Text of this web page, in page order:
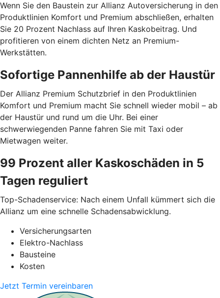
Wenn Sie den Baustein zur Allianz Autoversicherung in den
Produktlinien Komfort und Premium abschließen, erhalten
Sie 20 Prozent Nachlass auf Ihren Kaskobeitrag. Und
profitieren von einem dichten Netz an Premium-
Werkstätten.
Sofortige Pannenhilfe ab der Haustür
Der Allianz Premium Schutzbrief in den Produktlinien
Komfort und Premium macht Sie schnell wieder mobil – ab
der Haustür und rund um die Uhr. Bei einer
schwerwiegenden Panne fahren Sie mit Taxi oder
Mietwagen weiter.
99 Prozent aller Kaskoschäden in 5
Tagen reguliert
Top-Schadenservice: Nach einem Unfall kümmert sich die
Allianz um eine schnelle Schadensabwicklung.
Versicherungsarten
Elektro-Nachlass
Bausteine
Kosten
Jetzt Termin vereinbaren